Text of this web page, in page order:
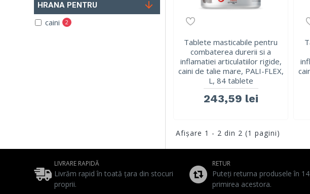
HRANA PENTRU
caini 2
Tablete masticabile pentru
combaterea durerii si a
inflamatiei articulatiilor rigide,
caini de talie mare, PALI-FLEX,
L, 84 tablete
243,59 lei
Afişare 1 - 2 din 2 (1 pagini)
LIVRARE RAPIDĂ
Livrăm rapid în toată țara din stocuri
proprii.
RETUR
Puteți returna produsele în
primirea acestora.